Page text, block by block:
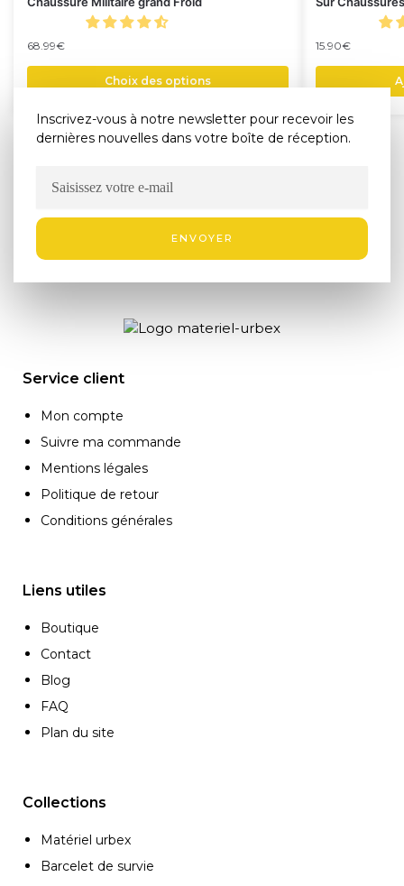
68.99€
Choix des options
15.90€
Inscrivez-vous à notre newsletter pour recevoir les
dernières nouvelles dans votre boîte de réception.
ENVOYER
Service client
Mon compte
Suivre ma commande
Mentions légales
Politique de retour
Conditions générales
Liens utiles
Boutique
Contact
Blog
FAQ
Plan du site
Collections
Matériel urbex
Barcelet de survie